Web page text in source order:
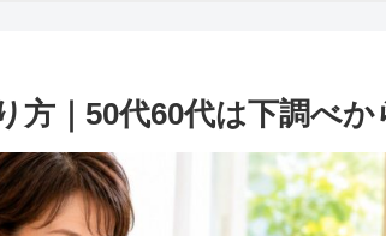
方｜50代60代は下調べか